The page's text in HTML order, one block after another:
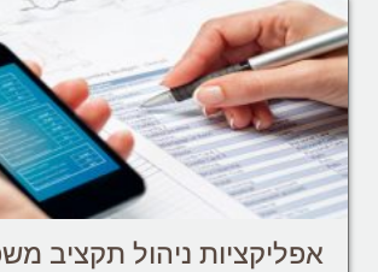
אפליקציות ניהול תקציב